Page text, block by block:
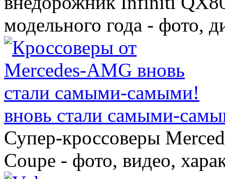
модельного года - фото,
вновь стали самыми-
Супер-кроссоверы
Coupe - фото, видео,